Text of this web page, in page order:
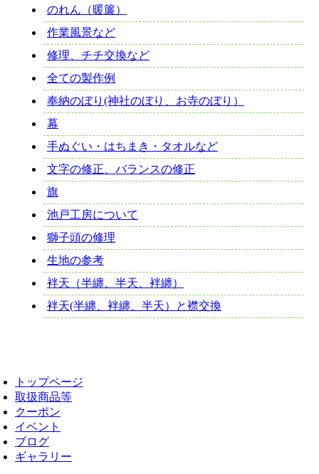
のれん（暖簾）
作業風景など
修理、チチ交換など
全ての製作例
奉納のぼり(神社のぼり、お寺のぼり）
幕
手ぬぐい・はちまき・タオルなど
文字の修正、バランスの修正
旗
池戸工房について
獅子頭の修理
生地の参考
袢天（半纏、半天、袢纏）
袢天(半纏、袢纏、半天）と襟交換
トップページ
取扱商品等
クーポン
イベント
ブログ
ギャラリー